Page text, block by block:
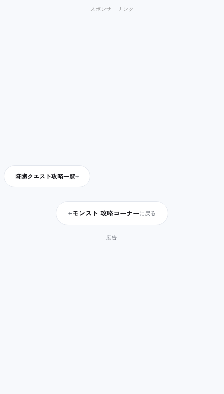
スポンサーリンク
降臨クエスト攻略一覧
←モンスト 攻略コーナーに戻る